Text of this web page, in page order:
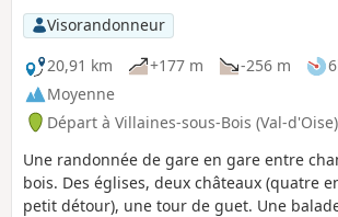
Visorandonneur
20,91 km
+177 m -256 m
Moyenne
Départ à Villaines-sous-Bois (Val-d'Oise)
Une randonnée de gare en gare entre
bois. Des églises, deux châteaux (quatre
petit détour), une tour de guet. Une